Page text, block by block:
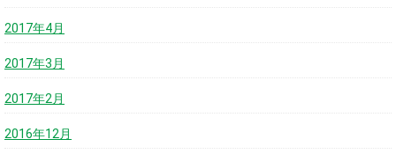
2017年4月
2017年3月
2017年2月
2016年12月